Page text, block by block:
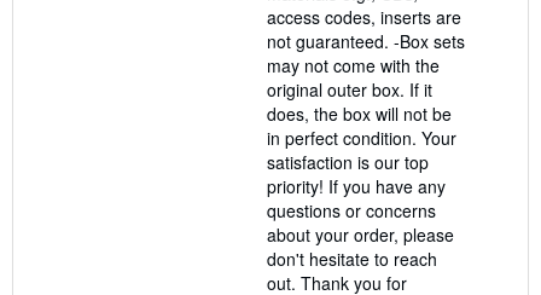
access codes, inserts are
not guaranteed. -Box sets
may not come with the
original outer box. If it
does, the box will not be
in perfect condition. Your
satisfaction is our top
priority! If you have any
questions or concerns
about your order, please
don't hesitate to reach
out. Thank you for